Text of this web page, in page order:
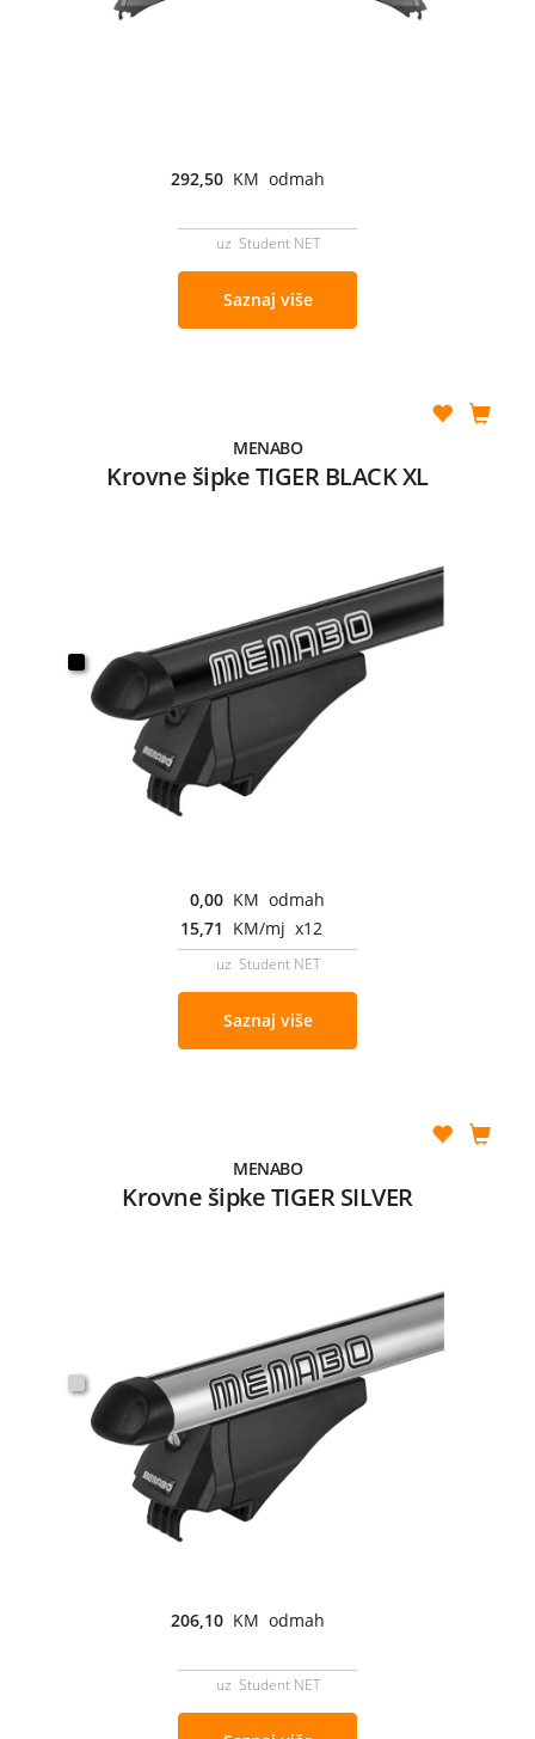
292,50 KM odmah
uz Student NET
Saznaj više
MENABO
Krovne šipke TIGER BLACK XL
0,00 KM odmah
15,71 KM/mj x12
uz Student NET
Saznaj više
MENABO
Krovne šipke TIGER SILVER
206,10 KM odmah
uz Student NET